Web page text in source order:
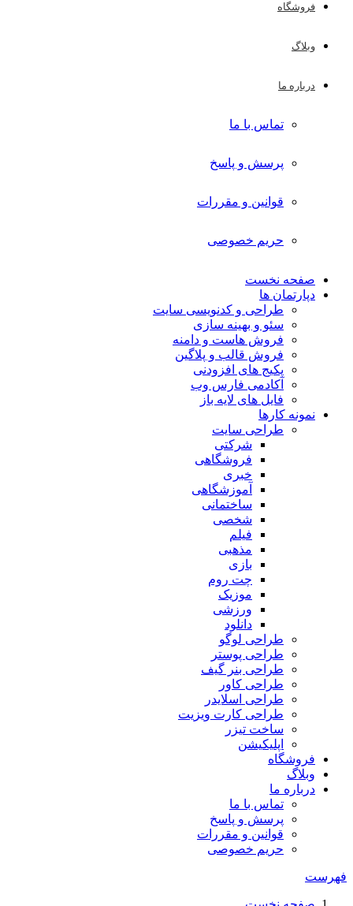
فروشگاه
وبلاگ
درباره ما
تماس با ما
پرسش و پاسخ
قوانین و مقررات
حریم خصوصی
صفحه نخست
دپارتمان ها
طراحی و کدنویسی سایت
سئو و بهینه سازی
فروش هاست و دامنه
فروش قالب و پلاگین
پکیج های افزودنی
آکادمی فارس وب
فایل های لایه باز
نمونه کارها
طراحی سایت
شرکتی
فروشگاهی
خبری
آموزشگاهی
ساختمانی
شخصی
فیلم
مذهبی
بازی
چت روم
موزیک
ورزشی
دانلود
طراحی لوگو
طراحی پوستر
طراحی بنر گیف
طراحی کاور
طراحی اسلایدر
طراحی کارت ویزیت
ساخت تیزر
اپلیکیشن
فروشگاه
وبلاگ
درباره ما
تماس با ما
پرسش و پاسخ
قوانین و مقررات
حریم خصوصی
فهرست